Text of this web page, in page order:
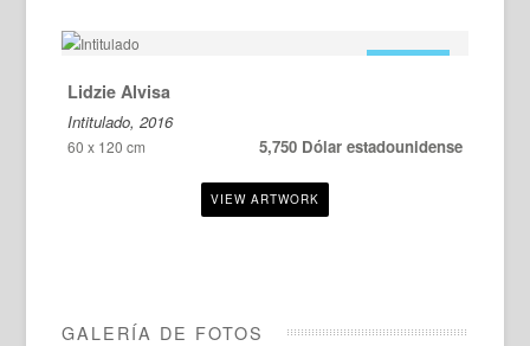
Lidzie Alvisa
Intitulado, 2016
60 x 120 cm 5,750 Dólar estadounidense
GALERÍA DE FOTOS